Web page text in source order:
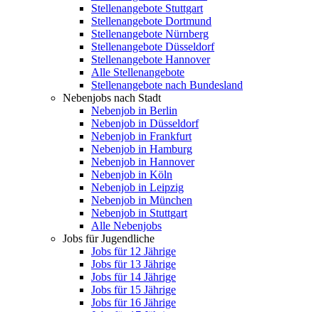
Stellenangebote Stuttgart
Stellenangebote Dortmund
Stellenangebote Nürnberg
Stellenangebote Düsseldorf
Stellenangebote Hannover
Alle Stellenangebote
Stellenangebote nach Bundesland
Nebenjobs nach Stadt
Nebenjob in Berlin
Nebenjob in Düsseldorf
Nebenjob in Frankfurt
Nebenjob in Hamburg
Nebenjob in Hannover
Nebenjob in Köln
Nebenjob in Leipzig
Nebenjob in München
Nebenjob in Stuttgart
Alle Nebenjobs
Jobs für Jugendliche
Jobs für 12 Jährige
Jobs für 13 Jährige
Jobs für 14 Jährige
Jobs für 15 Jährige
Jobs für 16 Jährige